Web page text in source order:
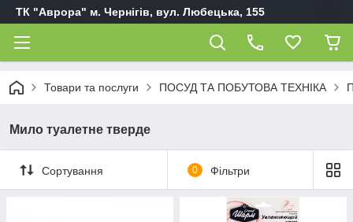
ТК "Аврора" м. Чернігів, вул. Любецька, 155
Товари та послуги ПОСУД ТА ПОБУТОВА ТЕХНІКА
Мило туалетне тверде
Сортування 0 Фільтри